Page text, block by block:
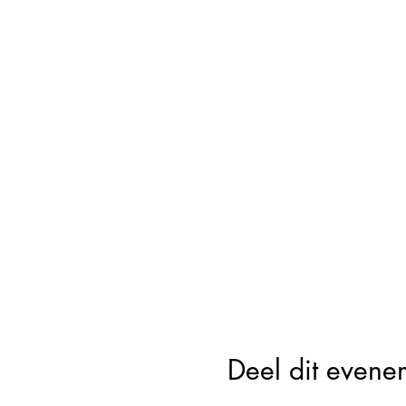
Deel dit